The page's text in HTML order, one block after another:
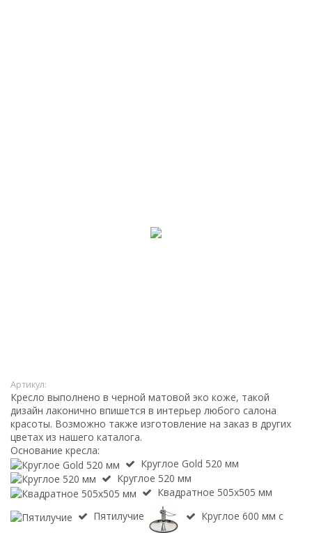
Артикул:
Кресло выполнено в черной матовой эко коже, такой
дизайн лаконично впишется в интерьер любого салона
красоты. Возможно также изготовление на заказ в других
цветах из нашего каталога.
Основание кресла:
Круглое Gold 520 мм
Круглое 520 мм
Квадратное 505х505 мм
Пятилучие
Круглое 600 мм с